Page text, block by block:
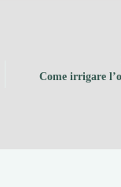
Come irrigare